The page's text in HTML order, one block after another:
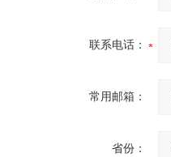
联系电话：
常用邮箱：
省份：